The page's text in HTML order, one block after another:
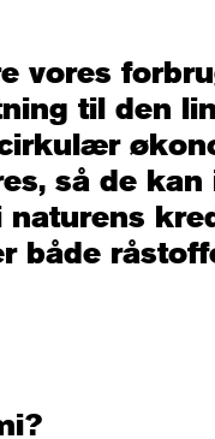
vores
til den
så de kan
både